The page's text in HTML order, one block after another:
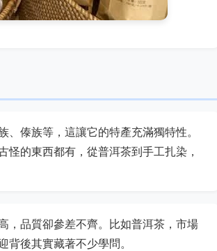
傣族等，這讓它的特產充滿獨特性。
的東西都有，從普洱茶到手工扎染，
，品質卻參差不齊。比如普洱茶，市場
後其實藏著不少學問。